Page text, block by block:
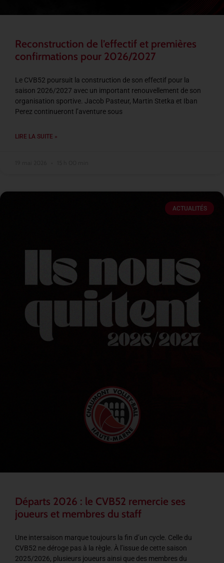
Reconstruction de l’effectif et premières
confirmations pour 2026/2027
Le CVB52 poursuit la construction de son effectif pour la
saison 2026/2027 avec un important renouvellement de son
organisation sportive. Jacob Pasteur, Martin Stetka et Iban
Perez continueront l’aventure sous
LIRE LA SUITE »
ACTUALITÉS
Départs 2026 : le CVB52 remercie ses
joueurs et membres du staff
Une intersaison marque toujours la fin d’un cycle. Celle du
CVB52 ne déroge pas à la règle. À l’issue de cette saison
2025/2026, plusieurs joueurs ainsi que des membres du